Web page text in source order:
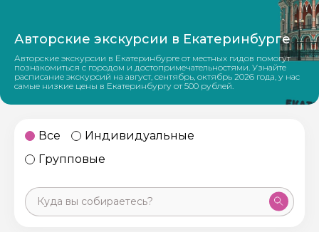
Авторские экскурсии в Екатеринбурге
Авторские экскурсии в Екатеринбурге от местных гидов помогут
познакомиться с городом и достопримечательностями. Узнайте
расписание экскурсий на август, сентябрь, октябрь 2026 года, у нас
самые низкие цены в Екатеринбургу от 500 рублей.
Все
Индивидуальные
Групповые